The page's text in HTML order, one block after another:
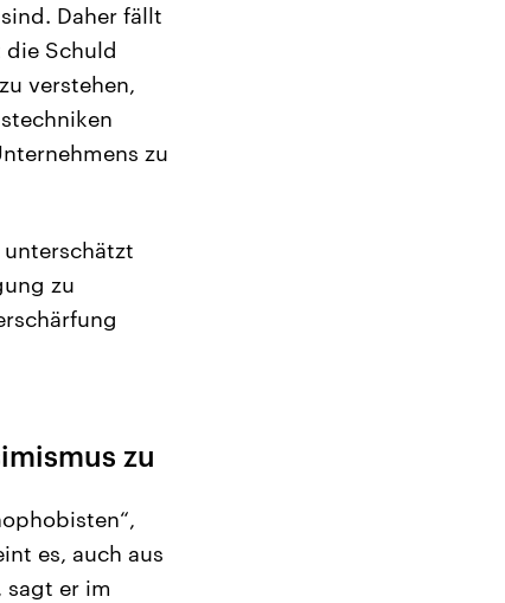
Daher fällt
die Schuld
verstehen,
zu
unterschätzt
zu
zu
es, auch aus
sagt er im